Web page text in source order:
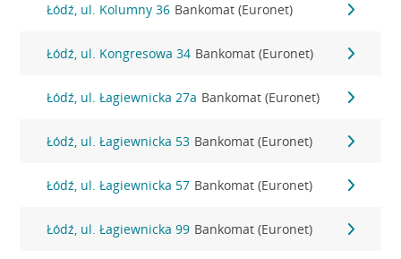
Łódź, ul. Kolumny 36 Bankomat (Euronet)
Łódź, ul. Kongresowa 34 Bankomat (Euronet)
Łódź, ul. Łagiewnicka 27a Bankomat (Euronet)
Łódź, ul. Łagiewnicka 53 Bankomat (Euronet)
Łódź, ul. Łagiewnicka 57 Bankomat (Euronet)
Łódź, ul. Łagiewnicka 99 Bankomat (Euronet)